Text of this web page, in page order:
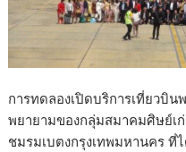
การทดลองเปิดบริการเที่ยวบิ
พยายามของกลุ่มสมาคมศิษย์เก่
ชมรมเบตงกรุงเทพมหานคร ที่